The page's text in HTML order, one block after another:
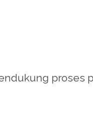
proses